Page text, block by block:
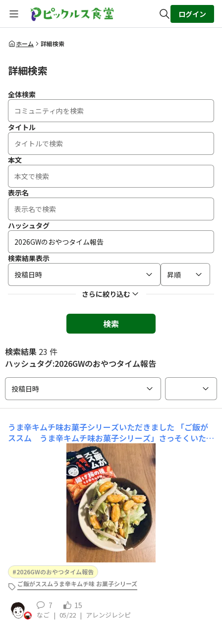
全体検索
ログイン
ホーム 詳細検索
詳細検索
全体検索
タイトル
本文
表示名
ハッシュタグ
検索結果表示
投稿日時
昇順
さらに絞り込む
検索
検索結果 23 件
ハッシュタグ:2026GWのおやつタイム報告
投稿日時
うま辛キムチ味お菓子シリーズいただきました
「ご飯が
ススム うま辛キムチ味お菓子シリーズ」さっそくいただ
きました！「うま辛」の名前どおり、辛すぎないところが
キムチの魅力を受け継いでいますね^_^食感の違いはあり
ますが、どれも食べやすかったです。個人的に特にハマっ
たのが、「揚げ柿の種」です！小さくてつまみやすく、食
感もしっかりめ。ふと思いついて
2026GWのおやつタイム報告
ご飯がススムうま辛キムチ味 お菓子シリーズ
7 15
なご | 05/22 | アレンジレシピ